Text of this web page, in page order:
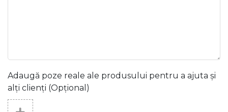
Adaugă poze reale ale produsului pentru a ajuta și
alți clienți (Opțional)